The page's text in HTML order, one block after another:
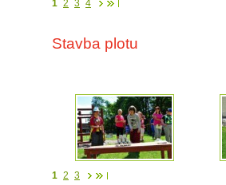
1 2 3 4
Stavba plotu
1 2 3